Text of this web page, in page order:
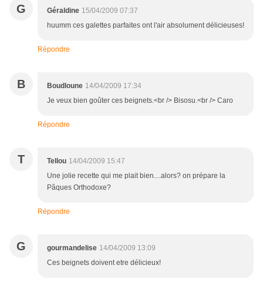
G Géraldine 15/04/2009 07:37
huumm ces galettes parfaites ont l'air absolument délicieuses!
Répondre
B Boudloune 14/04/2009 17:34
Je veux bien goûter ces beignets.<br /> Bisosu.<br /> Caro
Répondre
T Tellou 14/04/2009 15:47
Une jolie recette qui me plait bien....alors? on prépare la
Pâques Orthodoxe?
Répondre
G gourmandelise 14/04/2009 13:09
Ces beignets doivent etre délicieux!